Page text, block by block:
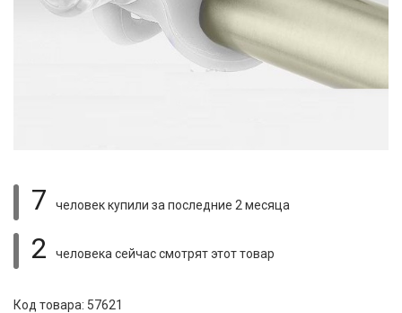
7 человек купили за последние 2 месяца
2 человека сейчас смотрятэтот товар
Код товара: 57621